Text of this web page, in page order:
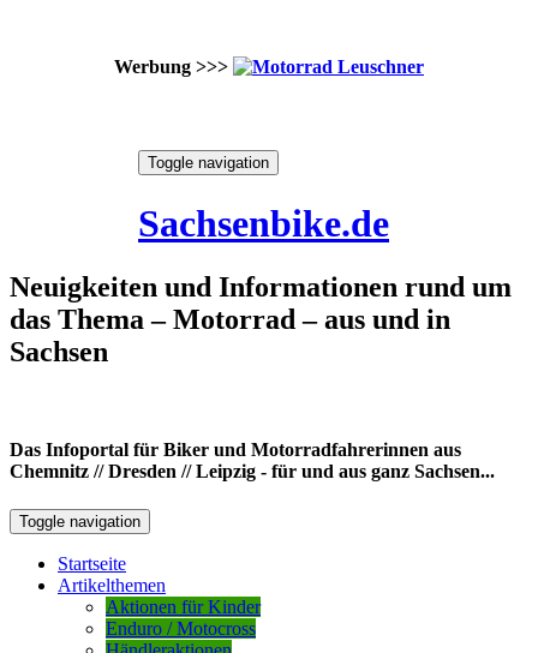
Werbung >>>
Toggle navigation
Sachsenbike.de
Neuigkeiten und Informationen rund um
das Thema – Motorrad – aus und in
Sachsen
Das Infoportal für Biker und Motorradfahrerinnen aus
Chemnitz // Dresden // Leipzig - für und aus ganz Sachsen...
Toggle navigation
Startseite
Artikelthemen
Aktionen für Kinder
Enduro / Motocross